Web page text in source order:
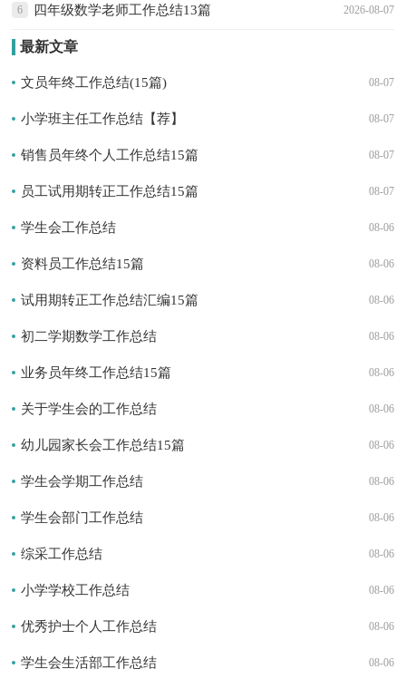
6 2026-08-07
四年级数学老师工作总结13篇
最新文章
08-07
文员年终工作总结(15篇)
08-07
小学班主任工作总结【荐】
08-07
销售员年终个人工作总结15篇
08-07
员工试用期转正工作总结15篇
08-06
学生会工作总结
08-06
资料员工作总结15篇
08-06
试用期转正工作总结汇编15篇
08-06
初二学期数学工作总结
08-06
业务员年终工作总结15篇
08-06
关于学生会的工作总结
08-06
幼儿园家长会工作总结15篇
08-06
学生会学期工作总结
08-06
学生会部门工作总结
08-06
综采工作总结
08-06
小学学校工作总结
08-06
优秀护士个人工作总结
08-06
学生会生活部工作总结